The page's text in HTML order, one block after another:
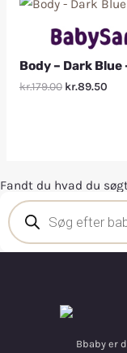
Body – Dark Blue
kr.179.00 kr.89.50
Fandt du hvad du
Bbaby er